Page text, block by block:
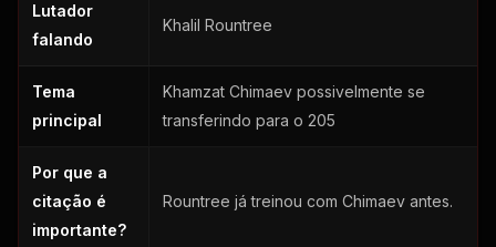
Lutador
falando
Khalil Rountree
Tema
principal
Khamzat Chimaev possivelmente se
transferindo para o 205
Por que a
citação é
importante?
Rountree já treinou com Chimaev antes.